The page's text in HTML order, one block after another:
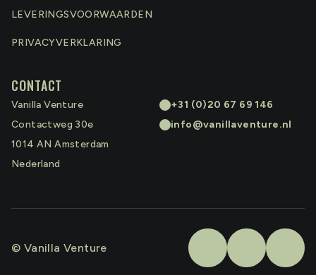
LEVERINGSVOORWAARDEN
PRIVACYVERKLARING
CONTACT
Vanilla Venture
Contactweg 30e
1014 AN Amsterdam
Nederland
+31 (0)20 67 69 146
info@vanillaventure.nl
© Vanilla Venture